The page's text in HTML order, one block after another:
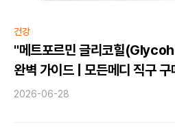
건강
"메트포르민 글리코힐
완벽 가이드 | 모든메디 직구 구
2026-06-28